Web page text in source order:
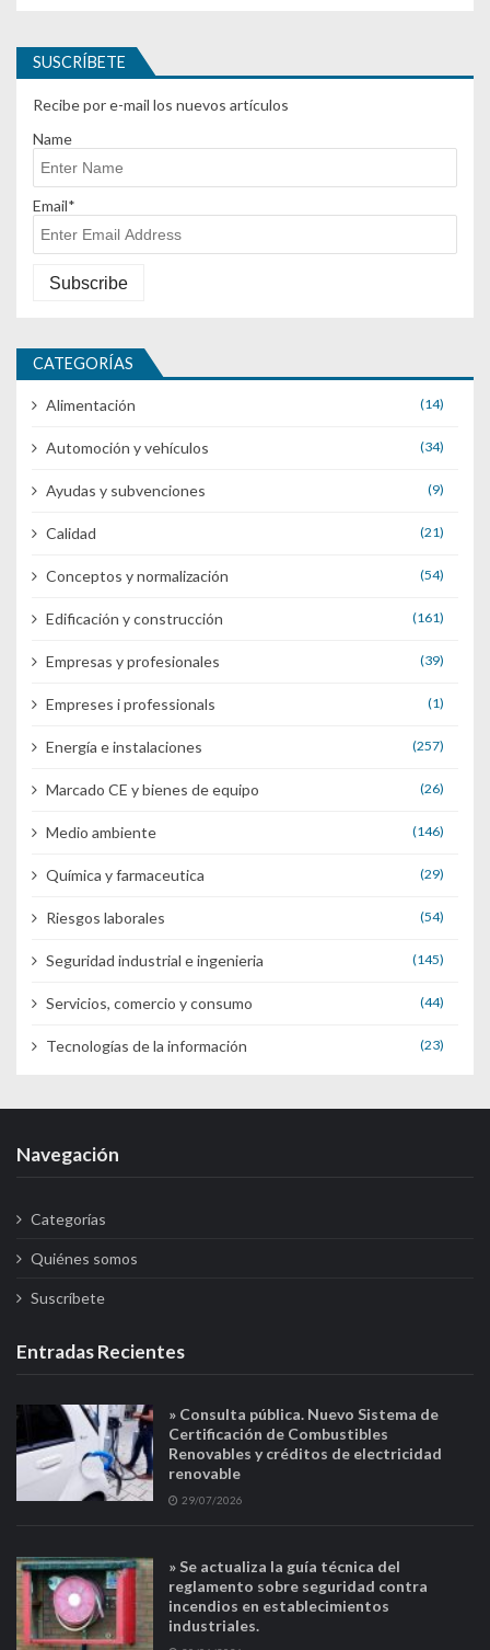
SUSCRÍBETE
Recibe por e-mail los nuevos artículos
Name
Email*
CATEGORÍAS
Alimentación (14)
Automoción y vehículos (34)
Ayudas y subvenciones (9)
Calidad (21)
Conceptos y normalización (54)
Edificación y construcción (161)
Empresas y profesionales (39)
Empreses i professionals (1)
Energía e instalaciones (257)
Marcado CE y bienes de equipo (26)
Medio ambiente (146)
Química y farmaceutica (29)
Riesgos laborales (54)
Seguridad industrial e ingenieria (145)
Servicios, comercio y consumo (44)
Tecnologías de la información (23)
Navegación
Categorías
Quiénes somos
Suscríbete
Entradas Recientes
» Consulta pública. Nuevo Sistema de
Certificación de Combustibles
Renovables y créditos de electricidad
renovable
29/07/2026
» Se actualiza la guía técnica del
reglamento sobre seguridad contra
incendios en establecimientos
industriales.